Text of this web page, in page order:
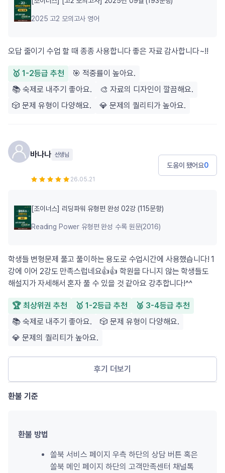
2025 고2 모의고사 영어
오답 줄이기 수업 할 때 종종 사용합니다 좋은 자료 감사합니다~!!
🥇 1-2등급 추천
🎯 적중률이 높아요.
📚 숙제로 내주기 좋아요.
🎨 자료의 디자인이 깔끔해요.
🎲 문제 유형이 다양해요.
💎 문제의 퀄리티가 높아요.
바나나 선생님
26.05.21
도움이 됐어요0
[조이너스] 리딩파워 유형편 완성 02강 (115문항)
Reading Power 유형편 완성 수록 원문(2016)
학생들 변형문제 풀고 풀이하는 용도로 수업시간에 사용했습니다! 1
강에 이어 2강도 만족스럽네요👍👍 학원을 다니지 않는 학생들도
해설지가 자세해서 혼자 풀 수 있을 것 같아요 강추합니다!^^
🏆 최상위권 추천 🥇 1-2등급 추천
🥈 3-4등급 추천
📚 숙제로 내주기 좋아요.
🎲 문제 유형이 다양해요.
💎 문제의 퀄리티가 높아요.
후기 더보기
환불 기준
환불 방법
쏠북 서비스 페이지 우측 하단의 상담 버튼 혹은
쏠북 메인 페이지 하단의 고객만족센터 채널톡